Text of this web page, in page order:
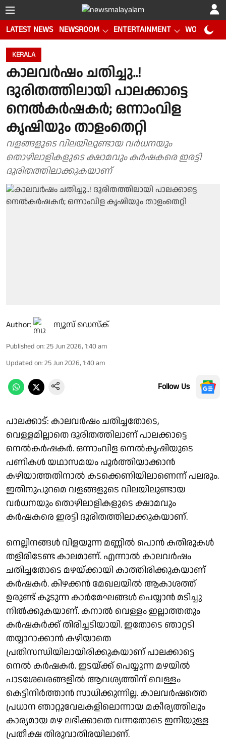
LATEST NEWS NEWSROOM ENTERTAINMENT WORLD CUP
KERALA
കാലവർഷം ചതിച്ചു..!
ദുരിതത്തിലായി പാലക്കാട്ടെ
നെൽകർഷകർ; ഒന്നാംവിള
കൃഷിയും താളംതെറ്റി
വളങ്ങളുടെ വിലയിലുണ്ടായ വർധനയും
തൊഴിലാളികളുടെ ക്ഷാമവും കർഷകരെ ഇരട്ടി
ദുരിതത്തിലാക്കുകയാണ്
Author: ന്യൂസ് ഡെസ്ക്
Published on: 25 Jun 2026, 1:40 am
Updated on: 25 Jun 2026, 1:40 am
Follow Us
പാലക്കാട്: കാലവർഷം ചതിച്ചതോടെ,
വെള്ളമില്ലാതെ ദുരിതത്തിലാണ് പാലക്കാട്ടെ
നെൽകർഷകർ. ഒന്നാംവിള നെൽകൃഷിയുടെ
പണികൾ യഥാസമയം പൂർത്തിയാക്കാൻ
കഴിയാത്തതിനാല്‍ കടക്കെണിയിലാണെന്ന് പലരും.
ഇതിനുപുറമെ വളങ്ങളുടെ വിലയിലുണ്ടായ
വർധനയും തൊഴിലാളികളുടെ ക്ഷാമവും
കർഷകരെ ഇരട്ടി ദുരിതത്തിലാക്കുകയാണ്.
നെല്ലിനങ്ങള്‍ വിളയുന്ന മണ്ണില്‍ പൊൻ കതിരുകൾ
തളിരിടേണ്ട കാലമാണ്. എന്നാൽ കാലവർഷം
ചതിച്ചതോടെ മഴയ്ക്കായി കാത്തിരിക്കുകയാണ്
കർഷകർ. കിഴക്കൻ മേഖലയിൽ ആകാശത്ത്
ഉരുണ്ട് കൂടുന്ന കാർമേഘങ്ങൾ പെയ്യാൻ മടിച്ചു
നിൽക്കുകയാണ്. കനാൽ വെള്ളം ഇല്ലാത്തതും
കർഷകർക്ക് തിരിച്ചടിയായി. ഇതോടെ ഞാറ്റടി
തയ്യാറാക്കാൻ കഴിയാതെ
പ്രതിസന്ധിയിലായിരിക്കുകയാണ് പാലക്കാട്ടെ
നെൽ കർഷകർ. ഇടയ്ക്ക് പെയ്യുന്ന മഴയില്‍
പാടശേഖരങ്ങളിൽ ആവശ്യത്തിന് വെള്ളം
കെട്ടിനിർത്താൻ സാധിക്കുന്നില്ല. കാലവർഷത്തെ
പ്രധാന ഞാറ്റുവേലകളിലൊന്നായ മകീര്യത്തിലും
കാര്യമായ മഴ ലഭിക്കാതെ വന്നതോടെ ഇനിയുള്ള
പ്രതീക്ഷ തിരുവാതിരയിലാണ്.